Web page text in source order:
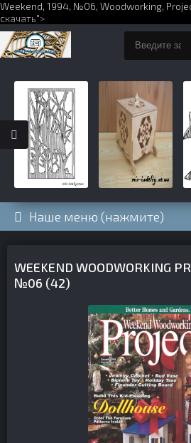
Weekend, 1994, №06, Woodworking,
скачать">
Наше меню (нажмите)
WEEKEND WOODWORKING
№06 (42)